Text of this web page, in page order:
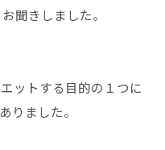
聞きしました。
ットする目的の１つに
りました。